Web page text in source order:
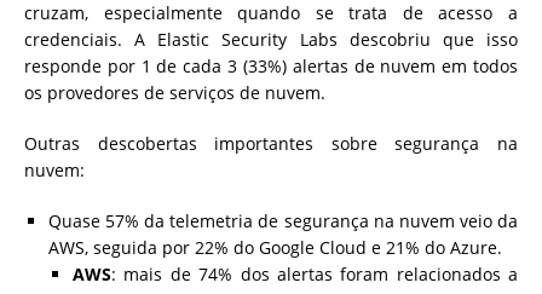
cruzam, especialmente quando se trata de acesso a
credenciais. A Elastic Security Labs descobriu que isso
responde por 1 de cada 3 (33%) alertas de nuvem em todos
os provedores de serviços de nuvem.
Outras descobertas importantes sobre segurança na
nuvem:
Quase 57% da telemetria de segurança na nuvem veio da
AWS, seguida por 22% do Google Cloud e 21% do Azure.
AWS: mais de 74% dos alertas foram relacionados a